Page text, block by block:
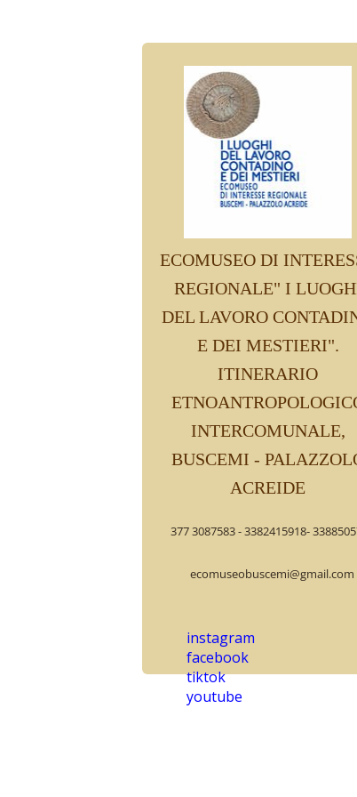
ECOMUSEO DI
REGIONALE" I
DEL LAVORO
E DEI MESTIERI".
ITINERARIO
INTERCOMUNALE,
BUSCEMI -
ACREIDE
377 3087583 - 3382415918-
ecomuseobuscemi@gmail.com
instagram
facebook
tiktok
youtube